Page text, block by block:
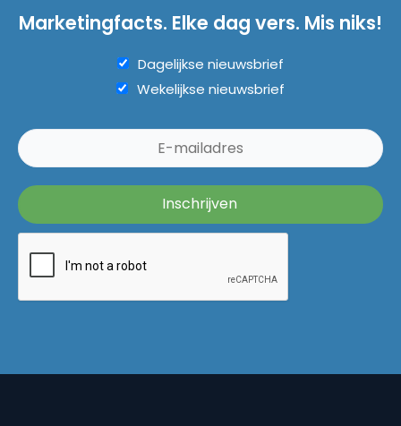
Marketingfacts. Elke dag vers. Mis niks!
Dagelijkse nieuwsbrief
Wekelijkse nieuwsbrief